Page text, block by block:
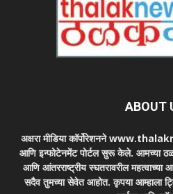
ABOUT
अक्षरा मीडिया कॉर्पोरेशनने
आणि इन्फोटेनमेंट पोर्टल सुरू केले. आमच्या
आणि आंतरराष्ट्रीय स्घतरावरील
सदैव तुमच्या सेवेत आहोत. कृपया आम्हाला